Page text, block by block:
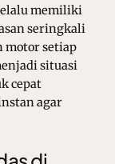
memiliki
seringkali
motor setiap
situasi
cepat
agar